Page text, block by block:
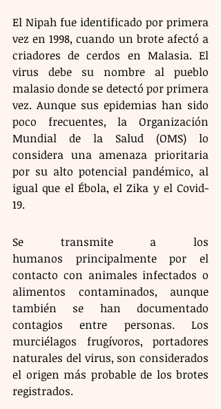
El Nipah fue identificado por primera
vez en 1998, cuando un brote afectó a
criadores de cerdos en Malasia. El
virus debe su nombre al pueblo
malasio donde se detectó por primera
vez. Aunque sus epidemias han sido
poco frecuentes, la Organización
Mundial de la Salud (OMS) lo
considera una amenaza prioritaria
por su alto potencial pandémico, al
igual que el Ébola, el Zika y el Covid-
19.
Se transmite a los
humanos principalmente por el
contacto con animales infectados o
alimentos contaminados, aunque
también se han documentado
contagios entre personas. Los
murciélagos frugívoros, portadores
naturales del virus, son considerados
el origen más probable de los brotes
registrados.